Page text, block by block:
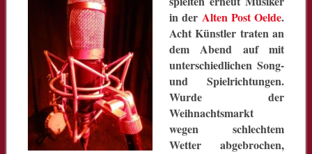
in der Alten Post Oelde.
Acht Künstler traten an
dem Abend auf mit
unterschiedlichen Song-
und Spielrichtungen.
Wurde der
Weihnachtsmarkt
wegen schlechtem
Wetter abgebrochen,